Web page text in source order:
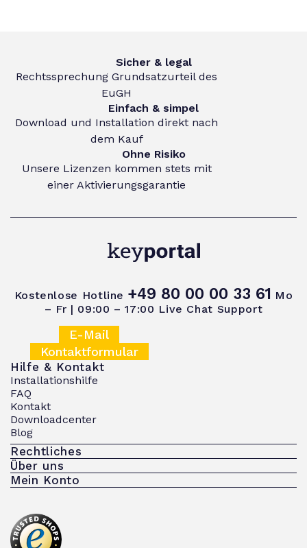
Sicher & legal
Rechtssprechung Grundsatzurteil des
EuGH
Einfach & simpel
Download und Installation direkt nach
dem Kauf
Ohne Risiko
Unsere Lizenzen kommen stets mit
einer Aktivierungsgarantie
Kostenlose Hotline +49 80 00 00 33 61 Mo
– Fr | 09:00 – 17:00 Live Chat Support
E-Mail
Kontaktformular
Hilfe & Kontakt
Installationshilfe
FAQ
Kontakt
Downloadcenter
Blog
Rechtliches
Über uns
Mein Konto